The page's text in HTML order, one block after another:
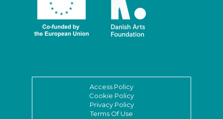
Access Policy
Cookie Policy
Privacy Policy
Terms Of Use